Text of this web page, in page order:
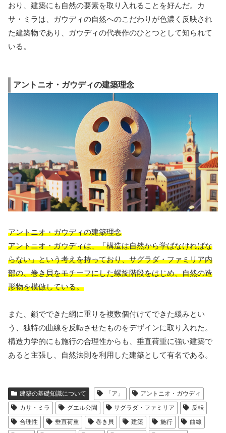
おり、建築にも自然の要素を取り入れることを好んだ。カ
サ・ミラは、ガウディの自然へのこだわりが色濃く反映され
た建築物であり、ガウディの代表作のひとつとして知られて
いる。
アントニオ・ガウディの建築理念
アントニオ・ガウディの建築理念
アントニオ・ガウディは、「構造は自然から学ばなければな
らない」という考えを持っており、サグラダ・ファミリア内
部の、巻き貝をモチーフにした螺旋階段をはじめ、自然の造
形物を模倣している。
また、鎖でできた網に重りを複数個付けてできた緩みとい
う、独特の曲線を反転させたものをデザインに取り入れた。
構造力学的にも施行の合理性からも、垂直荷重に強い建築で
あると主張し、自然法則を利用した建築として有名である。
建築の基礎知識について 「ア」
アントニオ・ガウディ
カサ・ミラ
グエル公園 サグラダ・ファミリア
反転
合理性
垂直荷重 巻き貝 建築 施行
曲線